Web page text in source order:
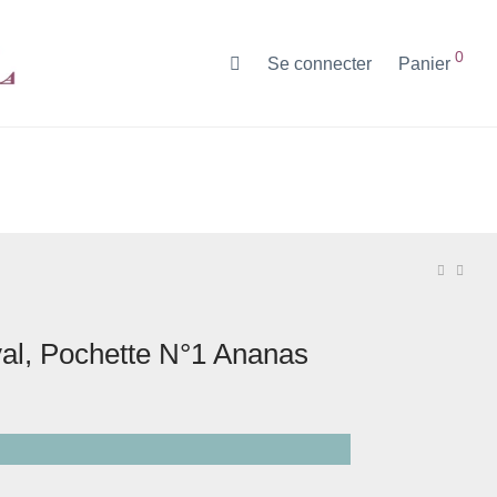
Se connecter Panier 0
Pochette N°1 Ananas